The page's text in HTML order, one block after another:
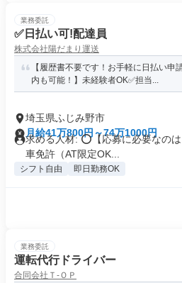
業務委託
✅日払い可!配達員
株式会社陽だまり運送
【履歴書不要です！お手軽に日払い申
内も可能！】未経験者OK✅担当...
埼玉県ふじみ野市
月給41万800円～74万1000円
求める人材: ⭕️【応募に必要なの
車免許（AT限定OK...
シフト自由 即日勤務OK
業務委託
運転代行ドライバー
合同会社Ｔ‐ＯＰ